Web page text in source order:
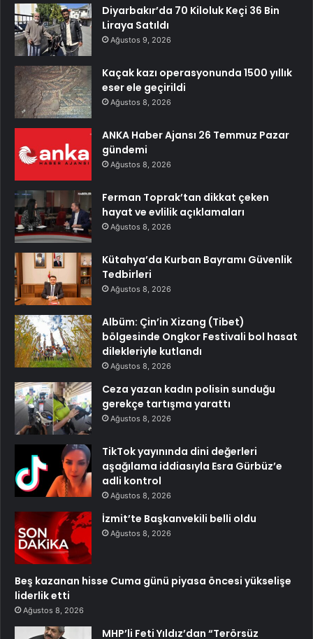
Diyarbakır’da 70 Kiloluk Keçi 36 Bin
Liraya Satıldı
Ağustos 9, 2026
Kaçak kazı operasyonunda 1500 yıllık
eser ele geçirildi
Ağustos 8, 2026
ANKA Haber Ajansı 26 Temmuz Pazar
gündemi
Ağustos 8, 2026
Ferman Toprak’tan dikkat çeken
hayat ve evlilik açıklamaları
Ağustos 8, 2026
Kütahya’da Kurban Bayramı Güvenlik
Tedbirleri
Ağustos 8, 2026
Albüm: Çin’in Xizang (Tibet)
bölgesinde Ongkor Festivali bol hasat
dilekleriyle kutlandı
Ağustos 8, 2026
Ceza yazan kadın polisin sunduğu
gerekçe tartışma yarattı
Ağustos 8, 2026
TikTok yayınında dini değerleri
aşağılama iddiasıyla Esra Gürbüz’e
adli kontrol
Ağustos 8, 2026
İzmit’te Başkanvekili belli oldu
Ağustos 8, 2026
Beş kazanan hisse Cuma günü piyasa öncesi yükselişe
liderlik etti
Ağustos 8, 2026
MHP’li Feti Yıldız’dan “Terörsüz